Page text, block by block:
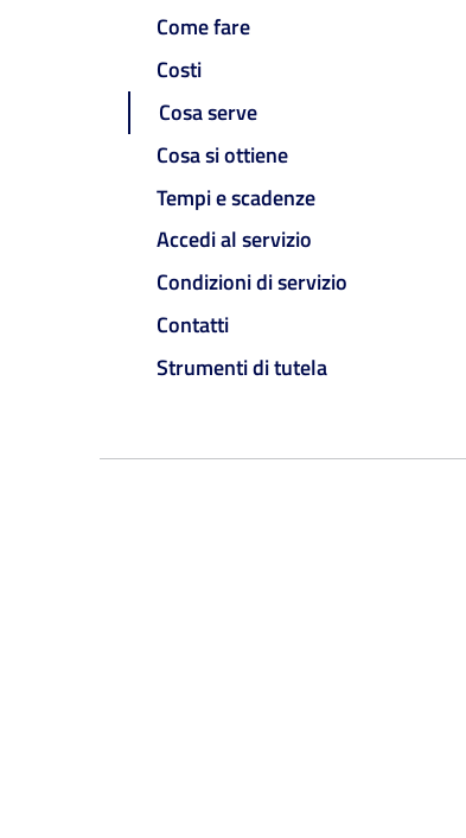
Come fare
Costi
Cosa serve
Cosa si ottiene
Tempi e scadenze
Accedi al servizio
Condizioni di servizio
Contatti
Strumenti di tutela